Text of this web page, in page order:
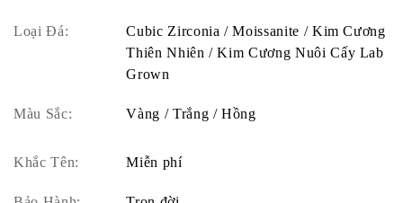
Loại Đá:
Cubic Zirconia / Moissanite / Kim Cương
Thiên Nhiên / Kim Cương Nuôi Cấy Lab
Grown
Màu Sắc: Vàng / Trắng / Hồng
Khắc Tên: Miễn phí